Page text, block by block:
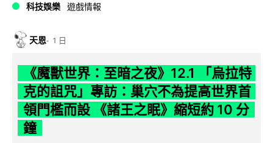
科技娛樂 遊戲情報
天恩 1 日
《魔獸世界：至暗之夜》12.1 「烏拉特
克的詛咒」專訪：巢穴不為提高世界首
領門檻而設 《諸王之眠》縮短約 10 分
鐘